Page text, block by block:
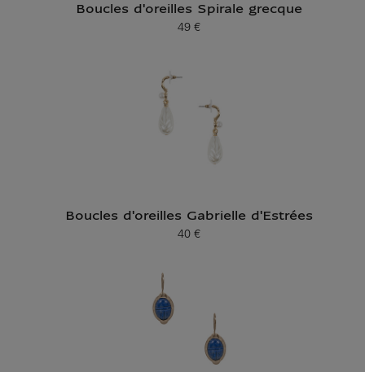
Boucles d'oreilles Spirale grecque
Prix ​​actuel
49 €
Boucles d'oreilles Gabrielle d'Estrées
Prix ​​actuel
40 €